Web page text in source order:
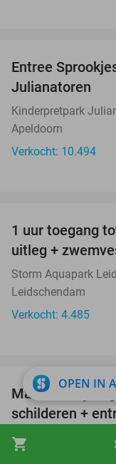
shopping_cart
Entree
Julianatoren
Kinderpretpark
Apeldoorn
Verkocht: 10.494
1 uur toegang
uitleg +
Storm Aquapark
Leidschendam
Verkocht: 4.485
schilderen +
Clay Café Lab
Den Haag (6 km)
OPEN IN